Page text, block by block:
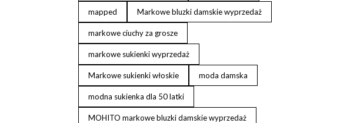
mapped Markowe bluzki damskie wyprzedaż
markowe ciuchy za grosze
markowe sukienki wyprzedaż
Markowe sukienki włoskie moda damska
modna sukienka dla 50 latki
MOHITO markowe bluzki damskie wyprzedaż